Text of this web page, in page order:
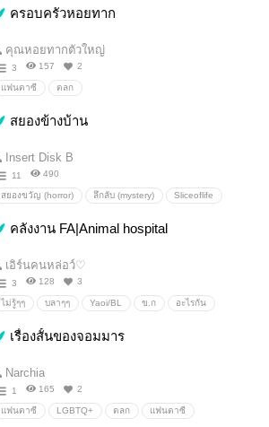
ครอบครัวหอยทาก
คุณหอยทากตัวใหญ่
3 157 2
แฟนตาซี ตลก
สยองข้างบ้าน
Insert Disk B
11 490
สยองขวัญ (horror) ลึกลับ (mystery) Sliceoflife
คลังงาน FA|Animal hospital
เอิร์นคนหล่อว์♡
3 128 3
ไม่รู้ๆๆ บลาๆๆ Yaoi/BL ข.ก อะไรกัน
เรื่องสั้นของจอมมาร
Narchia
1 165 2
แฟนตาซี LGBTQ+ ตลก แฟนตาซี